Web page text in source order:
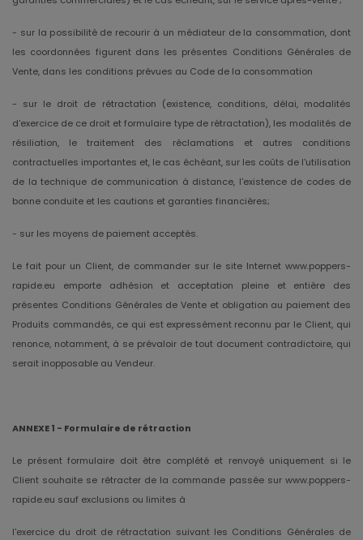
- sur la possibilité de recourir à un médiateur de la consommation, dont
les coordonnées figurent dans les présentes Conditions Générales de
Vente, dans les conditions prévues au Code de la consommation
- sur le droit de rétractation (existence, conditions, délai, modalités
d'exercice de ce droit et formulaire type de rétractation), les modalités de
résiliation, le traitement des réclamations et autres conditions
contractuelles importantes et, le cas échéant, sur les coûts de l'utilisation
de la technique de communication à distance, l'existence de codes de
bonne conduite et les cautions et garanties financières;
- sur les moyens de paiement acceptés.
Le fait pour un Client, de commander sur le site Internet www.poppers-
rapide.eu emporte adhésion et acceptation pleine et entière des
présentes Conditions Générales de Vente et obligation au paiement des
Produits commandés, ce qui est expressément reconnu par le Client, qui
renonce, notamment, à se prévaloir de tout document contradictoire, qui
serait inopposable au Vendeur.
ANNEXE 1 - Formulaire de rétraction
Le présent formulaire doit être complété et renvoyé uniquement si le
Client souhaite se rétracter de la commande passée sur www.poppers-
rapide.eu sauf exclusions ou limites à
l'exercice du droit de rétractation suivant les Conditions Générales de